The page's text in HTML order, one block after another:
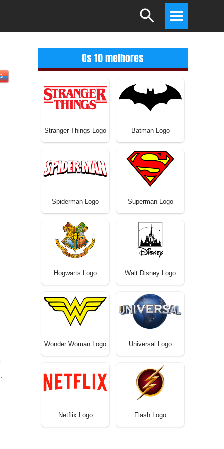
Search
Main
Menu
Os 10 melhores
Stranger Things Logo Batman Logo
Spiderman Logo Superman Logo
Hogwarts Logo Walt Disney Logo
Wonder Woman Logo Universal Logo
Netflix Logo Flash Logo